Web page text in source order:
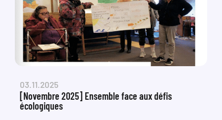
03.11.2025
[Novembre 2025] Ensemble face aux défis
écologiques